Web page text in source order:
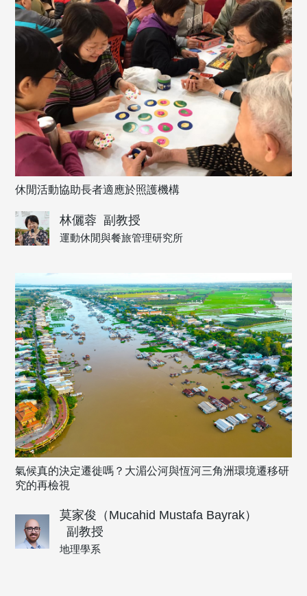
休閒活動協助長者適應於照護機構
林儷蓉 副教授
運動休閒與餐旅管理研究所
氣候真的決定遷徙嗎？大湄公河與恆河三角洲環境遷移研
究的再檢視
莫家俊（Mucahid Mustafa Bayrak）
副教授
地理學系